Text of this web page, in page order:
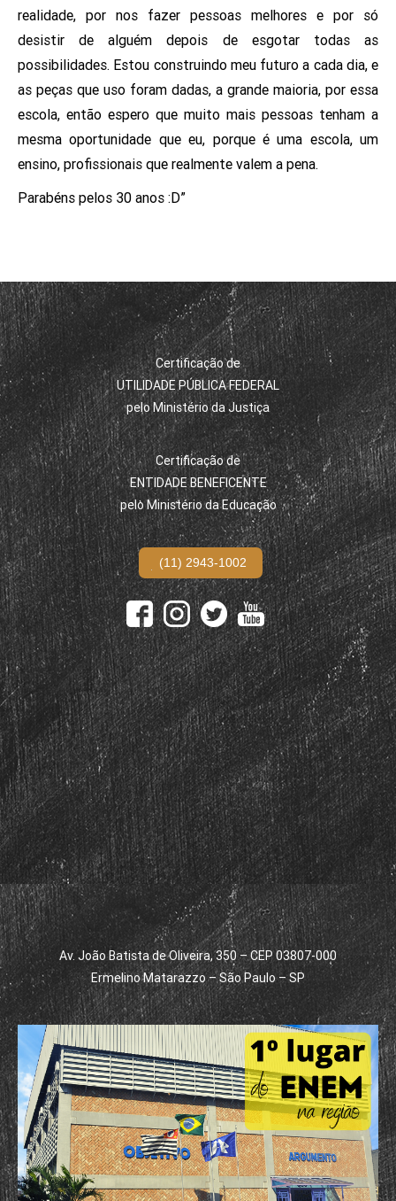
realidade, por nos fazer pessoas melhores e por só
desistir de alguém depois de esgotar todas as
possibilidades. Estou construindo meu futuro a cada dia, e
as peças que uso foram dadas, a grande maioria, por essa
escola, então espero que muito mais pessoas tenham a
mesma oportunidade que eu, porque é uma escola, um
ensino, profissionais que realmente valem a pena.
Parabéns pelos 30 anos :D”
Certificação de
UTILIDADE PÚBLICA FEDERAL
pelo Ministério da Justiça
Certificação de
ENTIDADE BENEFICENTE
pelo Ministério da Educação
(11) 2943-1002
Av. João Batista de Oliveira, 350 – CEP 03807-000
Ermelino Matarazzo – São Paulo – SP